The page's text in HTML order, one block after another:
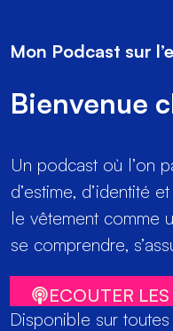
Mon Podcast sur
Bienvenue
Un podcast où l’on
d’estime, d’identité
le vêtement comme
se comprendre,
ECOUTER
Disponible sur